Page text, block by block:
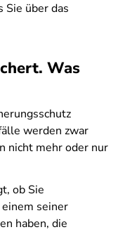
Sie über das
Was
werden zwar
nicht mehr oder nur
ob Sie
seiner
haben, die